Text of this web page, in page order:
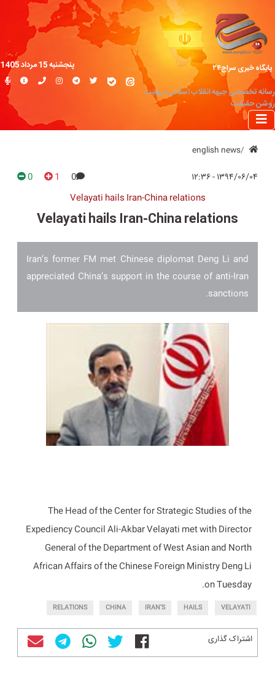
پایگاه خبری سراج۲۴
رسانه تخصصی جبهه انقلاب اسلامی؛ روایت
روشن حقیقت
پنجشنبه 15 مرداد 1405
english news
۱۳۹۴/۰۶/۰۴ - ۱۲:۳۶ 0
1
0
Velayati hails Iran-China relations
Velayati hails Iran-China relations
Iran’s former FM met Chinese diplomat Deng Li and
appreciated China’s support in the course of anti-Iran
sanctions.
The Head of the Center for Strategic Studies of the
Expediency Council Ali-Akbar Velayati met with Director
General of the Department of West Asian and North
African Affairs of the Chinese Foreign Ministry Deng Li
on Tuesday.
VELAYATI
HAILS
IRAN’S
CHINA
RELATIONS
اشتراک گذاری